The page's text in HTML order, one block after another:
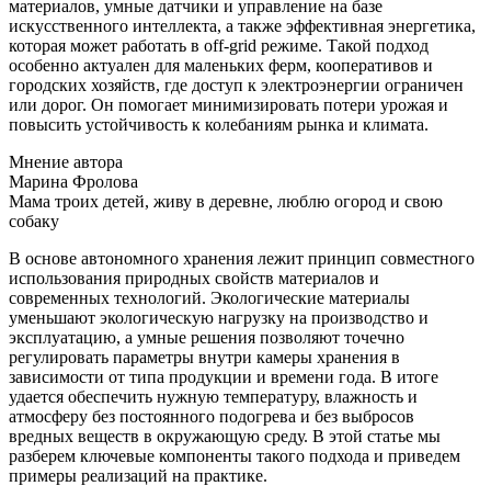
материалов, умные датчики и управление на базе
искусственного интеллекта, а также эффективная энергетика,
которая может работать в off-grid режиме. Такой подход
особенно актуален для маленьких ферм, кооперативов и
городских хозяйств, где доступ к электроэнергии ограничен
или дорог. Он помогает минимизировать потери урожая и
повысить устойчивость к колебаниям рынка и климата.
Мнение автора
Марина Фролова
Мама троих детей, живу в деревне, люблю огород и свою
собаку
В основе автономного хранения лежит принцип совместного
использования природных свойств материалов и
современных технологий. Экологические материалы
уменьшают экологическую нагрузку на производство и
эксплуатацию, а умные решения позволяют точечно
регулировать параметры внутри камеры хранения в
зависимости от типа продукции и времени года. В итоге
удается обеспечить нужную температуру, влажность и
атмосферу без постоянного подогрева и без выбросов
вредных веществ в окружающую среду. В этой статье мы
разберем ключевые компоненты такого подхода и приведем
примеры реализаций на практике.